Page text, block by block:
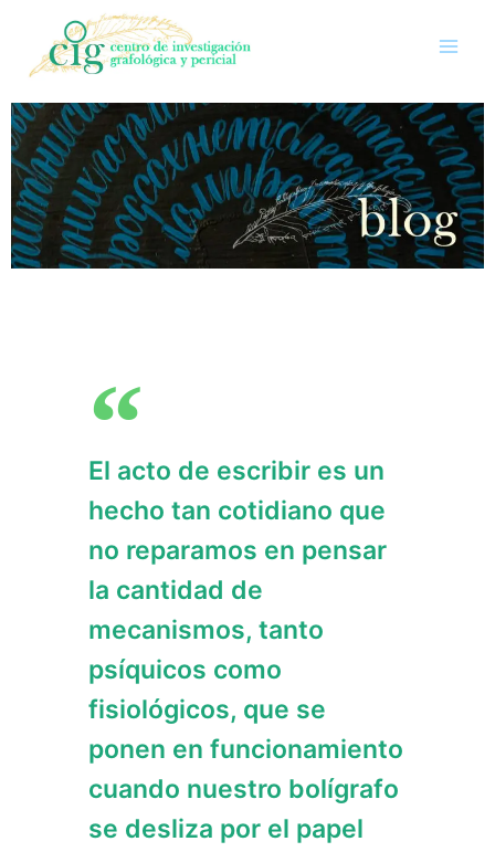
El acto de escribir es un
hecho tan cotidiano que
no reparamos en pensar
la cantidad de
mecanismos, tanto
psíquicos como
fisiológicos, que se
ponen en funcionamiento
cuando nuestro bolígrafo
se desliza por el papel